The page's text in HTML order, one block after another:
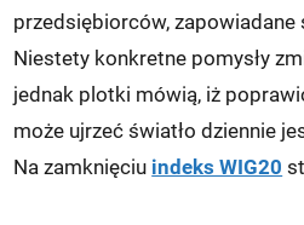
przedsiębiorców, zapowiadane
Niestety konkretne pomysły
jednak plotki mówią, iż
może ujrzeć światło dziennie
Na zamknięciu indeks WIG20